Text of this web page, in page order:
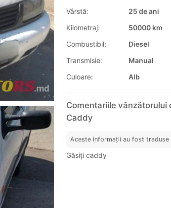
Vârstă:
25 de ani
Kilometraj:
50000 km
Combustibil:
Diesel
Transmisie:
Manual
Culoare:
Alb
Comentariile vânzătorului
Caddy
Aceste informații au fost traduse
Găsiți caddy